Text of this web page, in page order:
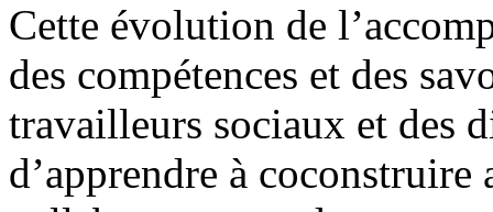
Cette évolution de
des compétences et des
travailleurs sociaux et des
d’apprendre à